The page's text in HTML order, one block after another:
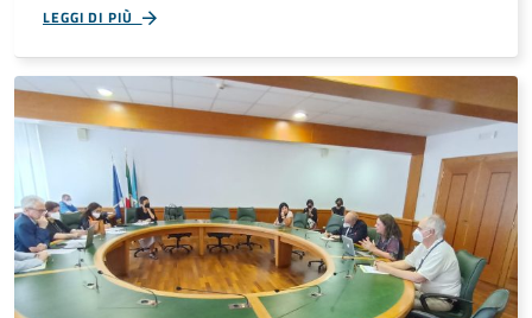
LEGGI DI PIÙ